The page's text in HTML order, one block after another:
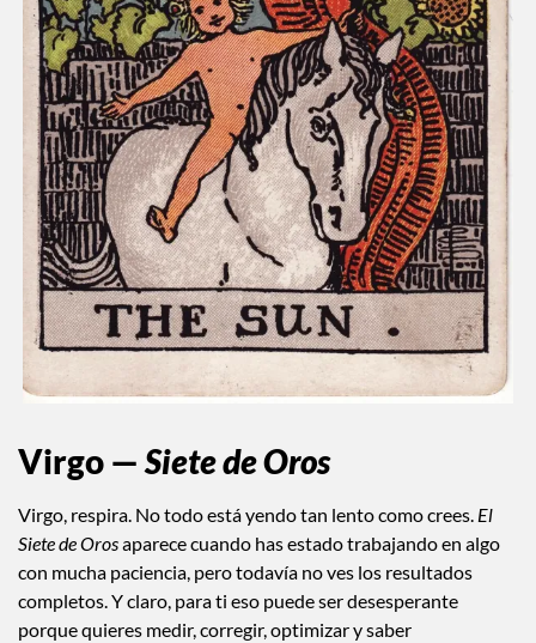
Virgo —Siete de Oros
Virgo, respira. No todo está yendo tan lento como crees. El
Siete de Orosaparece cuando has estado trabajando en algo
con mucha paciencia, pero todavía no ves los resultados
completos. Y claro, para ti eso puede ser desesperante
porque quieres medir, corregir, optimizar y saber